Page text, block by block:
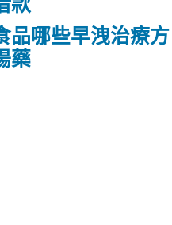
品哪些早洩治療方
藥